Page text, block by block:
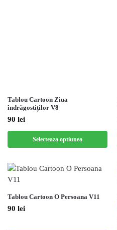
Tablou Cartoon Ziua
îndrăgostiților V8
90 lei
Selecteaza optiunea
Tablou Cartoon O Persoana V11
90 lei